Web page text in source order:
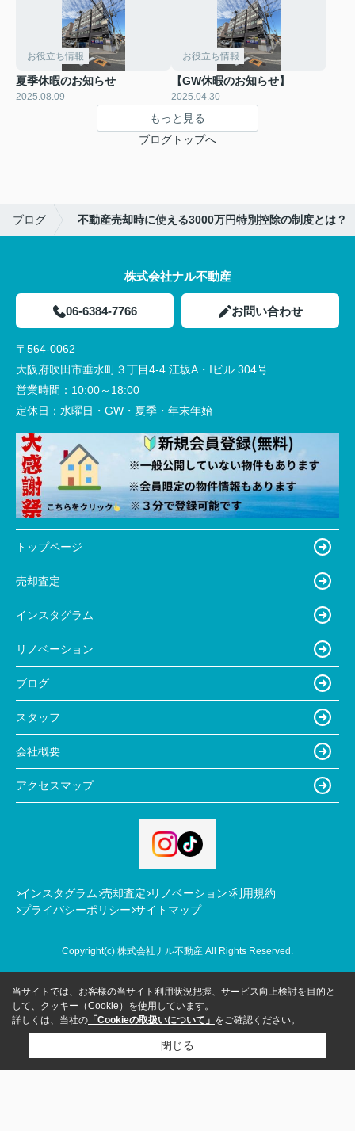
お役立ち情報
夏季休暇のお知らせ
2025.08.09
お役立ち情報
【GW休暇のお知らせ】
2025.04.30
もっと見る
ブログトップへ
ブログ 不動産売却時に使える3000万円特別控除の制度とは？
株式会社ナル不動産
06-6384-7766 お問い合わせ
〒564-0062
大阪府吹田市垂水町３丁目4-4 江坂A・Iビル 304号
営業時間： 10:00～18:00
定休日： 水曜日・GW・夏季・年末年始
トップページ
売却査定
インスタグラム
リノベーション
ブログ
スタッフ
会社概要
アクセスマップ
インスタグラム 売却査定 リノベーション 利用規約
プライバシーポリシー サイトマップ
Copyright(c) 株式会社ナル不動産 All Rights Reserved.
当サイトでは、お客様の当サイト利用状況把握、サービス向上検討を目的と
して、クッキー（Cookie）を使用しています。
詳しくは、当社の 「Cookieの取扱いについて」 をご確認ください。
閉じる